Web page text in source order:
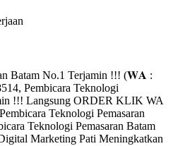
Batam No.1 Terjamin !!! (𝐖𝐀 :
Pembicara Teknologi
!!! Langsung ORDER KLIK WA
Teknologi Pemasaran
Teknologi Pemasaran Batam
Marketing Pati Meningkatkan